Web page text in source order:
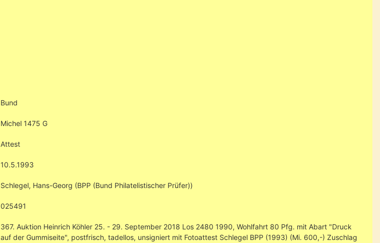
Bund
Michel 1475 G
Attest
10.5.1993
Schlegel, Hans-Georg (BPP (Bund Philatelistischer Prüfer))
025491
367. Auktion Heinrich Köhler 25. - 29. September 2018 Los 2480 1990, Wohlfahrt 80 Pfg. mit Abart "Druck
auf der Gummiseite", postfrisch, tadellos, unsigniert mit Fotoattest Schlegel BPP (1993) (Mi. 600,-) Zuschlag